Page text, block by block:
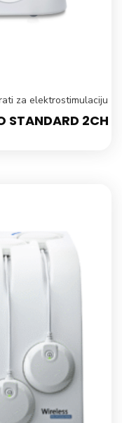
za elektrostimulaciju
2CH